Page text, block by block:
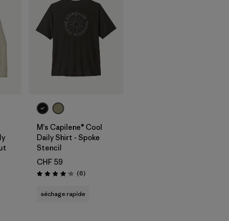
M's Capilene® Cool
Daily Shirt - Spoke
Stencil
CHF 59
Évaluation: 4.2 / 5
(6Avis
)
séchage rapide